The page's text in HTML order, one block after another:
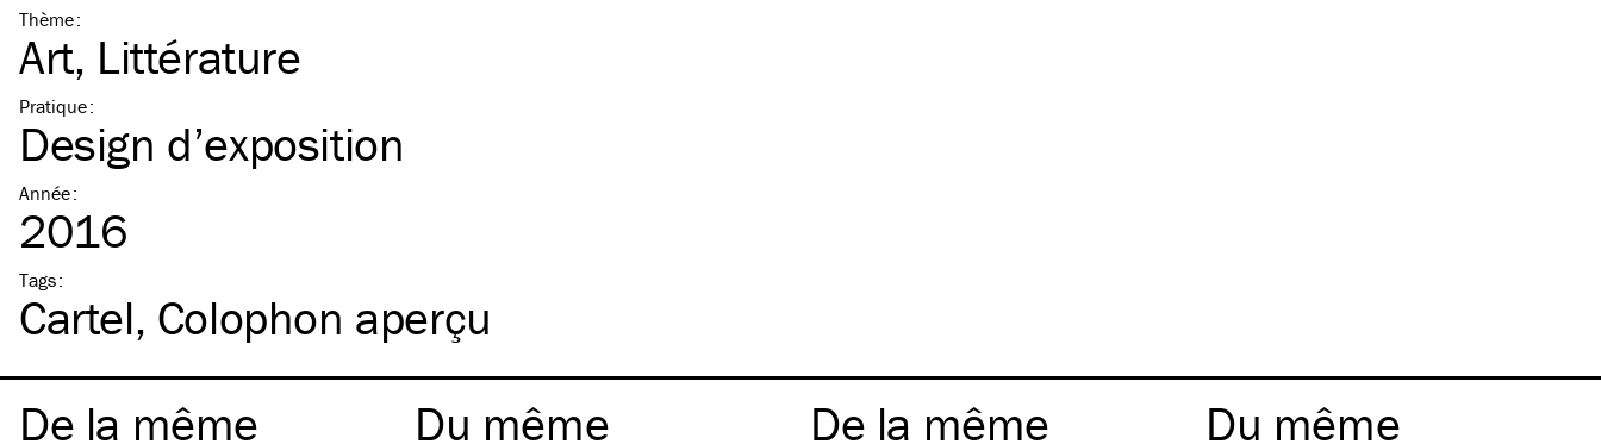
Thème:
Art Littérature
Pratique:
Design d’exposition
Année:
2016
Tags:
Cartel Colophon aperçu
De la même
Du même
De la même
Du même